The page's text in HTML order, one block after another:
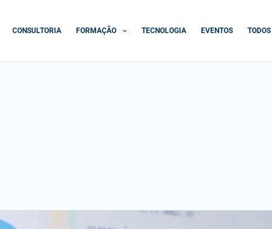
CONSULTORIA FORMAÇÃO TECNOLOGIA EVENTOS